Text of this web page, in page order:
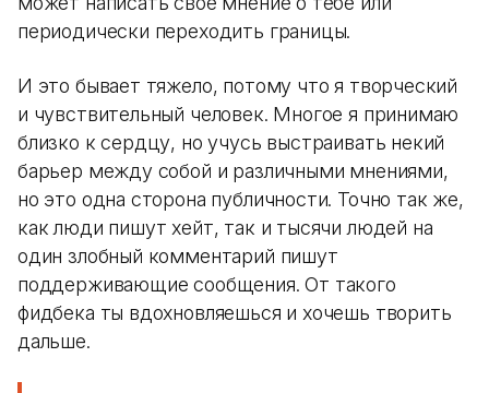
периодически переходить границы.
И это бывает тяжело, потому что я творческий
и чувствительный человек. Многое я принимаю
близко к сердцу, но учусь выстраивать некий
барьер между собой и различными мнениями,
но это одна сторона публичности. Точно так же,
как люди пишут хейт, так и тысячи людей на
один злобный комментарий пишут
поддерживающие сообщения. От такого
фидбека ты вдохновляешься и хочешь творить
дальше.